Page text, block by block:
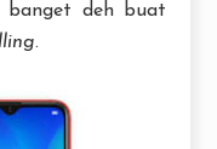
banget deh buat
.